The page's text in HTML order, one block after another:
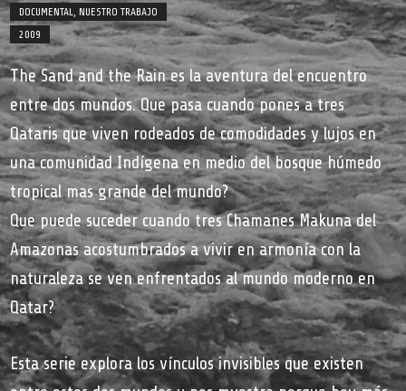
DOCUMENTAL, NUESTRO TRABAJO
2009
The Sand and the Rain es la aventura del encuentro
entre dos mundos. Que pasa cuando pones a tres
Qataris que viven rodeados de comodidades y lujos en
una comunidad Indígena en medio del bosque húmedo
tropical mas grande del mundo?
Que puede suceder cuando tres Chamanes Makuna del
Amazonas acostumbrados a vivir en armonía con la
naturaleza se ven enfrentados al mundo moderno en
Qatar?
Esta serie explora los vínculos invisibles que existen